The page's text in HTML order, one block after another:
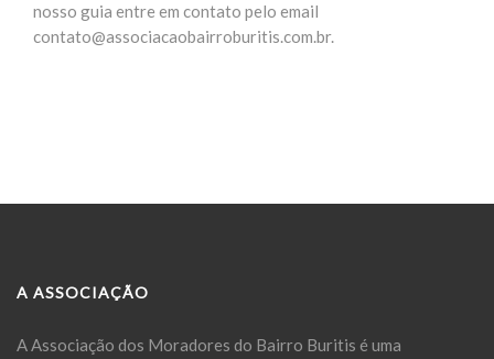
nosso guia entre em contato pelo email
contato@associacaobairroburitis.com.br.
A ASSOCIAÇÃO
A Associação dos Moradores do Bairro Buritis é uma